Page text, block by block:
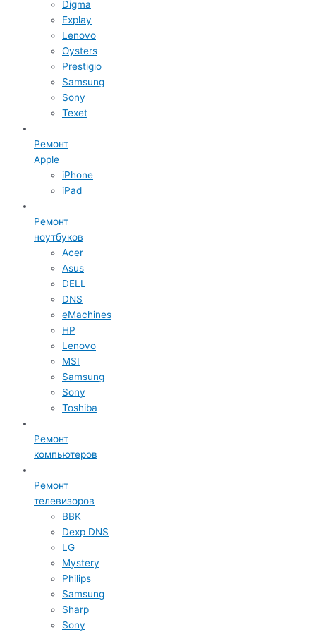
Digma
Explay
Lenovo
Oysters
Prestigio
Samsung
Sony
Texet
Ремонт
Apple
iPhone
iPad
Ремонт
ноутбуков
Acer
Asus
DELL
DNS
eMachines
HP
Lenovo
MSI
Samsung
Sony
Toshiba
Ремонт
компьютеров
Ремонт
телевизоров
BBK
Dexp DNS
LG
Mystery
Philips
Samsung
Sharp
Sony